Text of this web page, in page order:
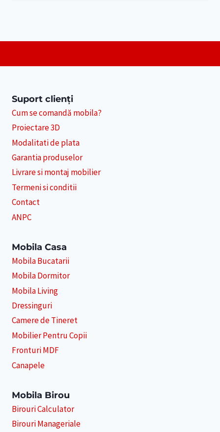
Suport clienți
Cum se comandă mobila?
Proiectare 3D
Modalitati de plata
Garantia produselor
Livrare si montaj mobilier
Termeni si conditii
Contact
ANPC
Mobila Casa
Mobila Bucatarii
Mobila Dormitor
Mobila Living
Dressinguri
Camere de Tineret
Mobilier Pentru Copii
Fronturi MDF
Canapele
Mobila Birou
Birouri Calculator
Birouri Manageriale